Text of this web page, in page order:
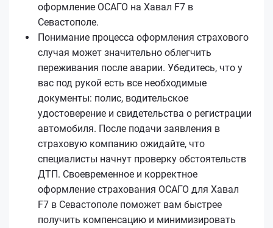
оформление ОСАГО на Хавал F7 в
Севастополе.
Понимание процесса оформления страхового
случая может значительно облегчить
переживания после аварии. Убедитесь, что у
вас под рукой есть все необходимые
документы: полис, водительское
удостоверение и свидетельства о регистрации
автомобиля. После подачи заявления в
страховую компанию ожидайте, что
специалисты начнут проверку обстоятельств
ДТП. Своевременное и корректное
оформление страхования ОСАГО для Хавал
F7 в Севастополе поможет вам быстрее
получить компенсацию и минимизировать